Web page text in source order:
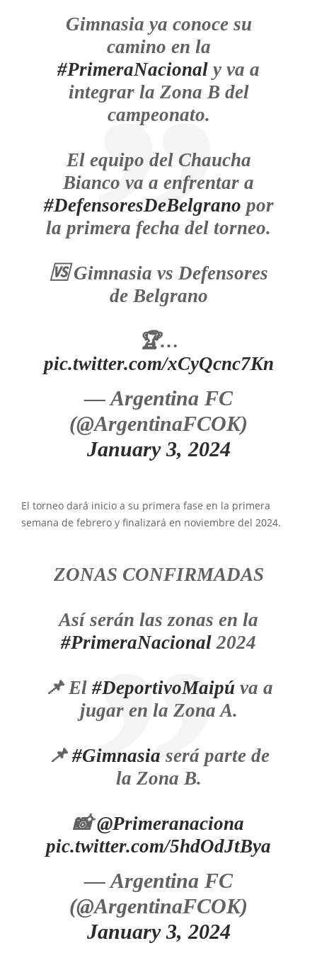
Gimnasia ya conoce su
camino en la
#PrimeraNacional y va a
integrar la Zona B del
campeonato.
El equipo del Chaucha
Bianco va a enfrentar a
#DefensoresDeBelgrano por
la primera fecha del torneo.
🆚 Gimnasia vs Defensores
de Belgrano
🏆…
pic.twitter.com/xCyQcnc7Kn
— Argentina FC
(@ArgentinaFCOK)
January 3, 2024
El torneo dará inicio a su primera fase en la primera
semana de febrero y finalizará en noviembre del 2024.
ZONAS CONFIRMADAS
Así serán las zonas en la
#PrimeraNacional 2024
📌 El #DeportivoMaipú va a
jugar en la Zona A.
📌 #Gimnasia será parte de
la Zona B.
📸@Primeranaciona
pic.twitter.com/5hdOdJtBya
— Argentina FC
(@ArgentinaFCOK)
January 3, 2024